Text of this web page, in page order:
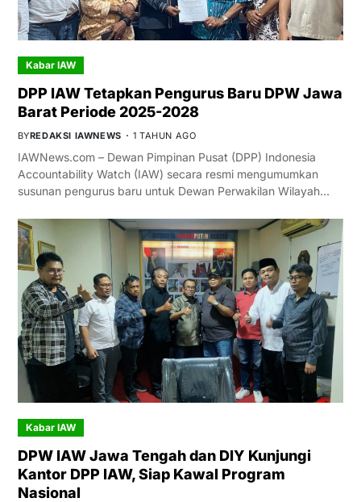
Kabar IAW
DPP IAW Tetapkan Pengurus Baru DPW Jawa
Barat Periode 2025-2028
BYREDAKSI IAWNEWS 1 TAHUN AGO
IAWNews.com – Dewan Pimpinan Pusat (DPP) Indonesia
Accountability Watch (IAW) secara resmi mengumumkan
susunan pengurus baru untuk Dewan Perwakilan Wilayah…
Kabar IAW
DPW IAW Jawa Tengah dan DIY Kunjungi
Kantor DPP IAW, Siap Kawal Program
Nasional